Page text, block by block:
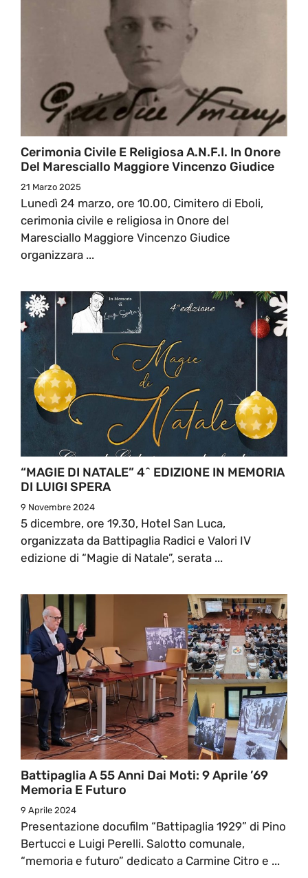
Cerimonia Civile E Religiosa A.N.F.I. In Onore
Del Maresciallo Maggiore Vincenzo Giudice
21 Marzo 2025
Lunedì 24 marzo, ore 10.00, Cimitero di Eboli,
cerimonia civile e religiosa in Onore del
Maresciallo Maggiore Vincenzo Giudice
organizzara ...
“MAGIE DI NATALE” 4^ EDIZIONE IN MEMORIA
DI LUIGI SPERA
9 Novembre 2024
5 dicembre, ore 19.30, Hotel San Luca,
organizzata da Battipaglia Radici e Valori IV
edizione di “Magie di Natale”, serata ...
Battipaglia A 55 Anni Dai Moti: 9 Aprile ’69
Memoria E Futuro
9 Aprile 2024
Presentazione docufilm “Battipaglia 1929” di Pino
Bertucci e Luigi Perelli. Salotto comunale,
“memoria e futuro” dedicato a Carmine Citro e ...